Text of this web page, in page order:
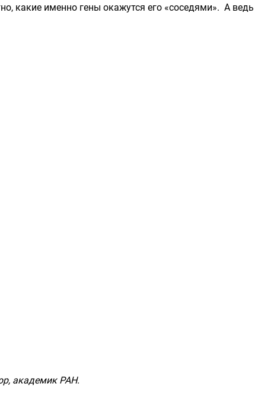
какие именно гены окажутся его «соседями». А ведь
академик РАН.